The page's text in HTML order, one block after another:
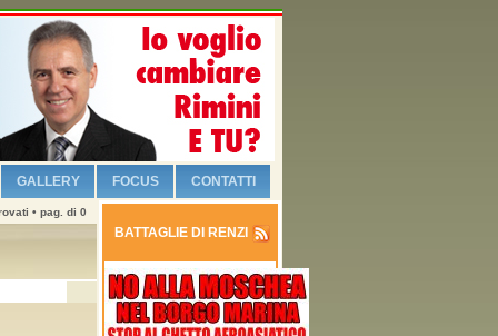
GALLERY FOCUS CONTATTI
• pag. di 0
BATTAGLIE DI RENZI